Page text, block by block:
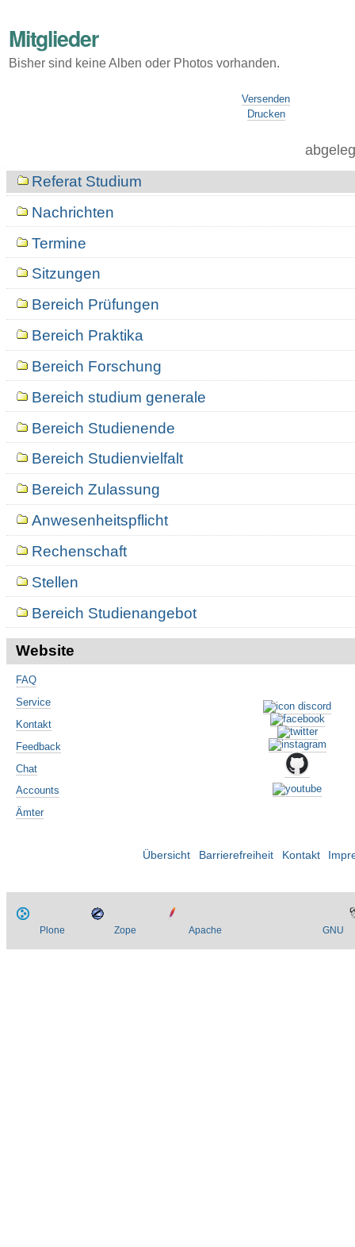
Mitglieder
Bisher sind keine Alben oder Photos vorhanden.
Versenden
Drucken
NavigationReferat Studium
Nachrichten
Termine
Sitzungen
Bereich Prüfungen
Bereich Praktika
Bereich Forschung
Bereich studium generale
Bereich Studienende
Bereich Studienvielfalt
Bereich Zulassung
Anwesenheitspflicht
Rechenschaft
Stellen
Bereich Studienangebot
Website
FAQ
Service
Kontakt
Feedback
Chat
Accounts
Ämter
Übersicht Barrierefreiheit Kontakt
Plone Zope Apache GNU